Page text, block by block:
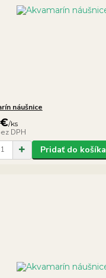
náušnice
/ks
DPH
Pridať do košíka